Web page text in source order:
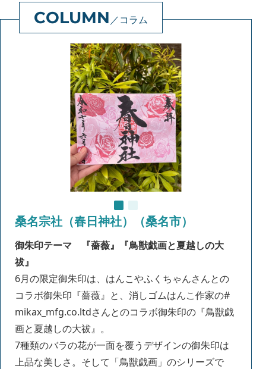
コラム
桑名宗社（春日神社）（桑名市）
御朱印テーマ 『薔薇』『鳥獣戯画と夏越しの大
祓』
6月の限定御朱印は、はんこやふくちゃんさんとの
コラボ御朱印『薔薇』と、消しゴムはんこ作家の#
mikax_mfg.co.ltdさんとのコラボ御朱印の『鳥獣戯
画と夏越しの大祓』。
7種類のバラの花が一面を覆うデザインの御朱印は
上品な美しさ。そして「鳥獣戯画」のシリーズで